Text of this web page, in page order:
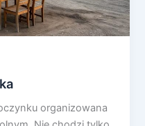
organizowana